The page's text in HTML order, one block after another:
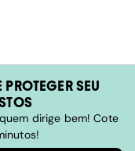
SEU
dirige bem! Cote